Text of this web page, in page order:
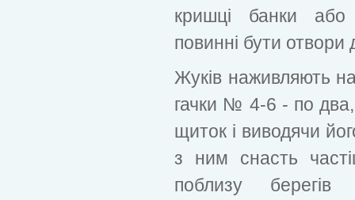
кришці банки або
повинні бути отвори
Жуків наживляють
гачки № 4-6 - по
щиток і виводячи
з ним снасть
поблизу